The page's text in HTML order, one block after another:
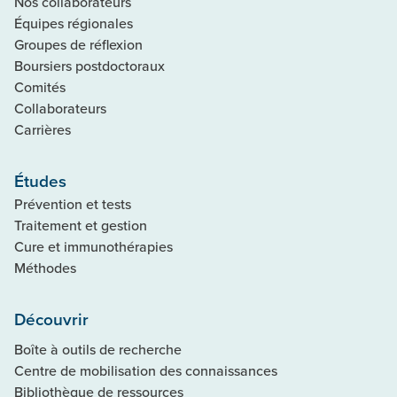
Équipes régionales
Groupes de réflexion
Boursiers postdoctoraux
Comités
Collaborateurs
Carrières
Études
Prévention et tests
Traitement et gestion
Cure et immunothérapies
Méthodes
Découvrir
Boîte à outils de recherche
Centre de mobilisation des connaissances
Bibliothèque de ressources